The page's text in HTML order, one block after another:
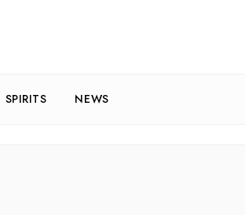
SPIRITS NEWS